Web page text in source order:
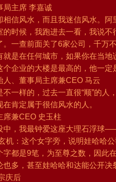
1 2 3 4
主席 李嘉诚
相信风水，而且我迷信风水。
的时候，我跑进去一看，我说
。一查前面关了6家公司，千万
是在任何城市，如果你在当
企业的大楼是最高的，他一定
、董事局主席兼CEO 马云
一样的，过去一直很“顺”的
肯定属于很信风水的人。
兼CEO 史玉柱
中，我最钟爱这座大理石浮球
机：这个女字旁，说明娃哈哈
都是9笔，为至尊之数，因此
多，甚至娃哈哈和达能公开决
庆后